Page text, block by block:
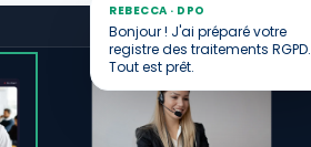
REBECCA · DPO
Bonjour ! J'ai préparé votre
registre des traitements RGPD.
Tout est prêt.